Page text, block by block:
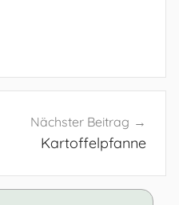
Nächster Beitrag
Kartoffelpfanne